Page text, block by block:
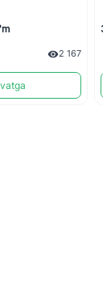
2 167